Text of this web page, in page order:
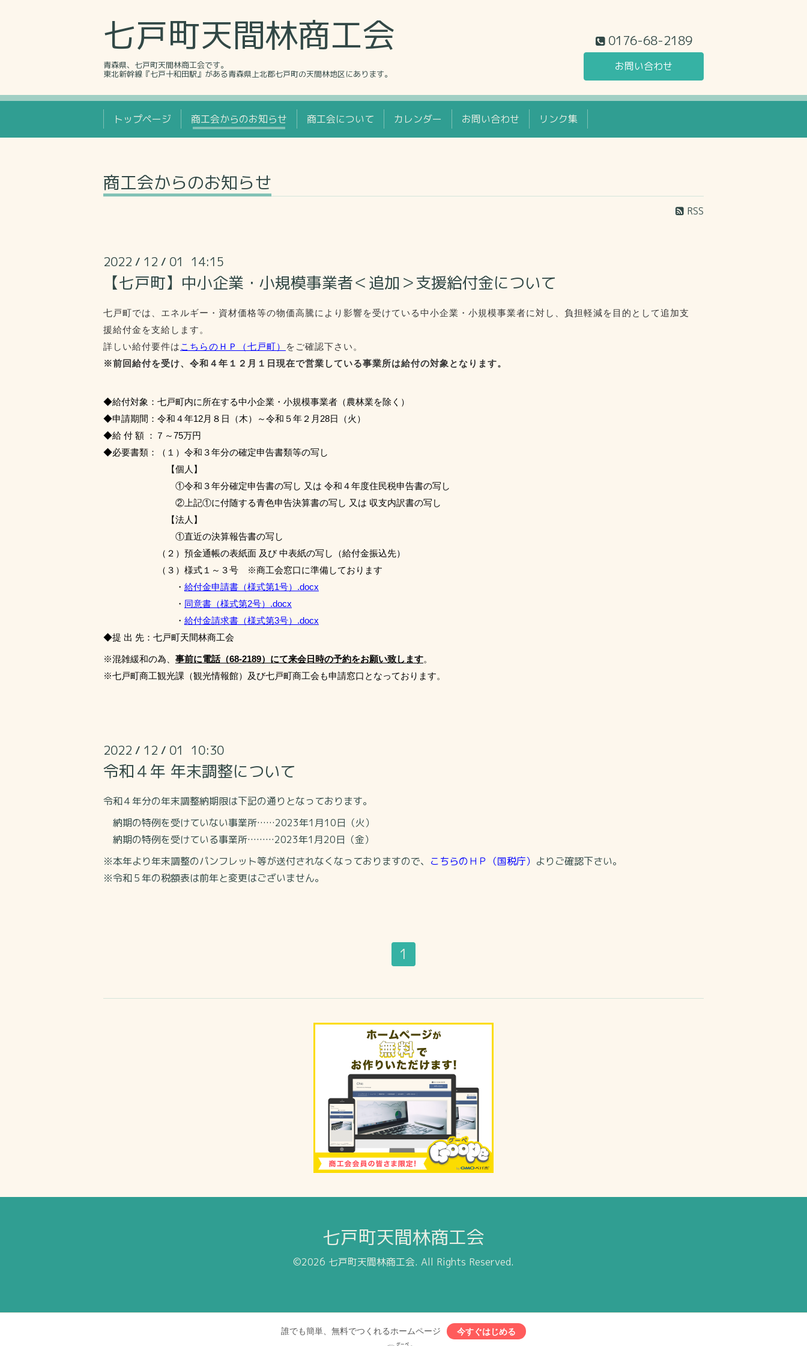
七戸町天間林商工会
青森県、七戸町天間林商工会です。
東北新幹線『七戸十和田駅』がある青森県上北郡七戸町の天間林地区にあります。
0176-68-2189
お問い合わせ
トップページ 商工会からのお知らせ 商工会について カレンダー お問い合わせ リンク集
商工会からのお知らせ
RSS
2022 / 12 / 01 14:15
【七戸町】中小企業・小規模事業者＜追加＞支援給付金について
七戸町では、エネルギー・資材価格等の物価高騰により影響を受けている中小企業・小規模事業者に対し、負担軽減を目的として追加支
援給付金を支給します。
詳しい給付要件は こちらのＨＰ（七戸町）
をご確認下さい。
※前回給付を受け、令和４年１２月１日現在で営業している事業所は給付の対象となります。
◆給付対象：七戸町内に所在する中小企業・小規模事業者（農林業を除く）
◆申請期間：令和４年12月８日（木）～令和５年２月28日（火）
◆給 付 額 ：７～75万円
◆必要書類：（１）令和３年分の確定申告書類等の写し
【個人】
①令和３年分確定申告書の写し 又は 令和４年度住民税申告書の写し
②上記①に付随する青色申告決算書の写し 又は 収支内訳書の写し
【法人】
①直近の決算報告書の写し
（２）預金通帳の表紙面 及び 中表紙の写し（給付金振込先）
（３）様式１～３号 ※商工会窓口に準備しております
・ 給付金申請書（様式第1号）.docx
・ 同意書（様式第2号）.docx
・ 給付金請求書（様式第3号）.docx
◆提 出 先：七戸町天間林商工会
※混雑緩和の為、 事前に電話（68-2189）にて来会日時の予約をお願い致します。
※七戸町商工観光課（観光情報館）及び七戸町商工会も申請窓口となっております。
2022 / 12 / 01 10:30
令和４年 年末調整について
令和４年分の年末調整納期限は下記の通りとなっております。
納期の特例を受けていない事業所……2023年1月10日（火）
納期の特例を受けている事業所………2023年1月20日（金）
※本年より年末調整のパンフレット等が送付されなくなっておりますので、 こちらのＨＰ（国税庁） よりご確認下さい。
※令和５年の税額表は前年と変更はございません。
1
七戸町天間林商工会
©2026 七戸町天間林商工会. All Rights Reserved.
誰でも簡単、無料でつくれるホームページ 今すぐはじめる